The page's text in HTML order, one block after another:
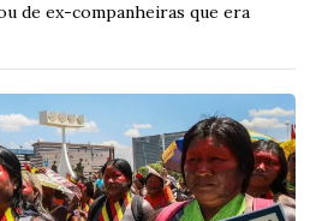
de ex-companheiras que era